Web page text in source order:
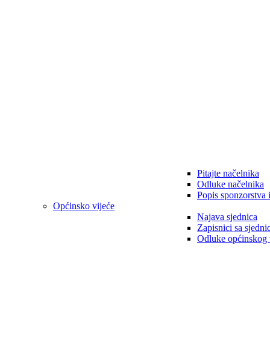
Pitajte načelnika
Odluke načelnika
Popis sponzorstva
Općinsko vijeće
Najava sjednica
Zapisnici sa
Odluke općinskog